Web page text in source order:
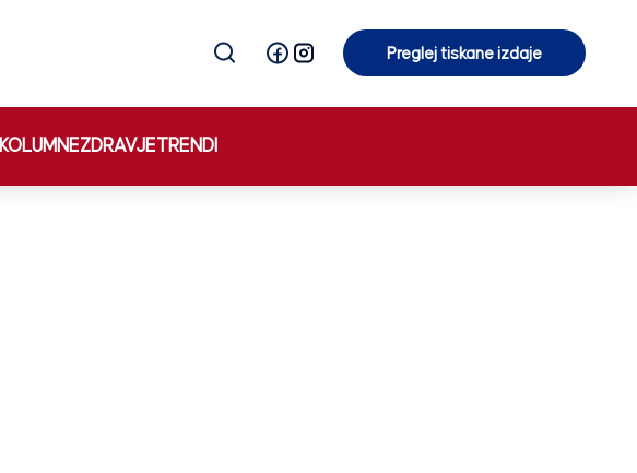
Preglej tiskane izdaje
KOLUMNEZDRAVJETRENDI